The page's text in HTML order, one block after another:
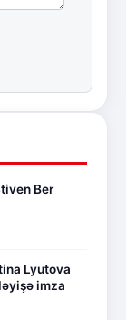
Ber
Lyutova
imza